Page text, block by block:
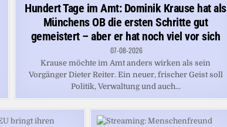
Hundert Tage im Amt: Dominik Krause hat als
Münchens OB die ersten Schritte gut
gemeistert – aber er hat noch viel vor sich
07-08-2026
Krause möchte im Amt anders wirken als sein
Vorgänger Dieter Reiter. Ein neuer, frischer Geist soll
Politik, Verwaltung und auch...